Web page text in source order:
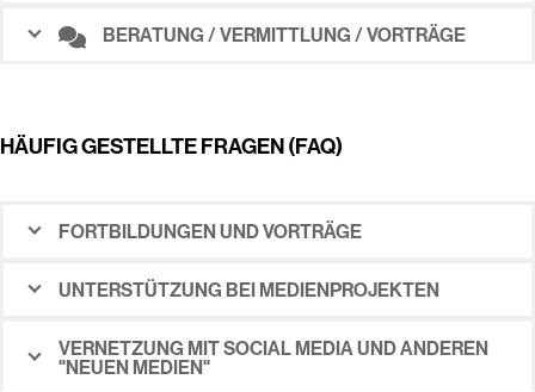
BERATUNG / VERMITTLUNG / VORTRÄGE
HÄUFIG GESTELLTE FRAGEN (FAQ)
FORTBILDUNGEN UND VORTRÄGE
UNTERSTÜTZUNG BEI MEDIENPROJEKTEN
VERNETZUNG MIT SOCIAL MEDIA UND ANDEREN
"NEUEN MEDIEN"